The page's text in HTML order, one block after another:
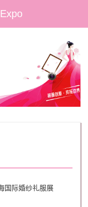
国际婚纱礼服展